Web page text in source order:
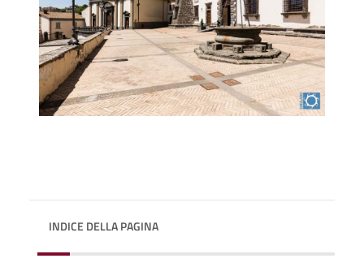
INDICE DELLA PAGINA